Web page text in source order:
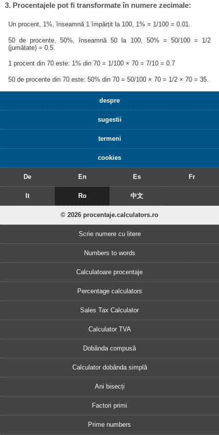
3. Procentajele pot fi transformate în numere zecimale:
Un procent, 1%, înseamnă 1 împărțit la 100, 1% = 1/100 = 0.01.
50 de procente, 50%, înseamnă 50 la 100, 50% = 50/100 = 1/2
(jumătate) = 0.5.
1 procent din 70 este: 1% din 70 = 1/100 × 70 = 7/10 = 0.7
50 de procente din 70 este: 50% din 70 = 50/100 × 70 = 1/2 × 70 = 35.
despre
sugestii
termeni
cookies
De En Es Fr
It Ro 中文
© 2026 procentaje.calculators.ro
Scrie numere cu litere
Numbers to words
Calculatoare procentaje
Percentage calculators
Sales Tax Calculator
Calculator TVA
Dobânda compusă
Calculator dobânda simplă
Ani bisecți
Factori primi
Prime numbers